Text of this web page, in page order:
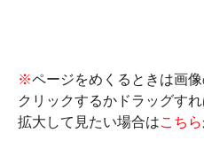
※ページをめくるときは画
クリックするかドラッグすれ
拡大して見たい場合はこちら